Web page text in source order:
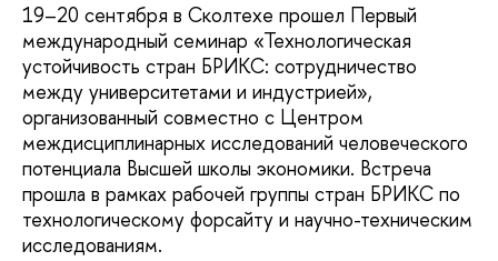
19–20 сентября в Сколтехе прошел Первый
международный семинар «Технологическая
устойчивость стран БРИКС: сотрудничество
между университетами и индустрией»,
организованный совместно с Центром
междисциплинарных исследований человеческого
потенциала Высшей школы экономики. Встреча
прошла в рамках рабочей группы стран БРИКС по
технологическому форсайту и научно-техническим
исследованиям.